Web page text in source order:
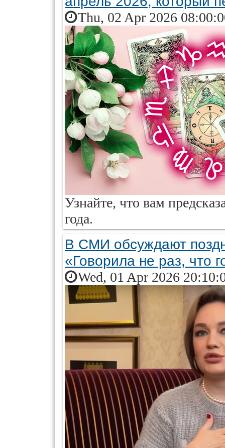
Thu, 02 Apr 2026
Узнайте, что вам
года.
В СМИ обсуждают
«Говорила не раз, что
Wed, 01 Apr 2026